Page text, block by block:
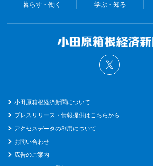
暮らす・働く 学ぶ・知る
小田原箱根経済新聞について
プレスリリース・情報提供はこちらから
アクセスデータの利用について
お問い合わせ
広告のご案内